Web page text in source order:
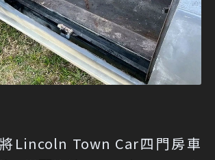
Lincoln Town Car四門房車